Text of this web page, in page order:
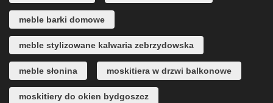
meble barki domowe
meble stylizowane kalwaria zebrzydowska
meble słonina moskitiera w drzwi balkonowe
moskitiery do okien bydgoszcz